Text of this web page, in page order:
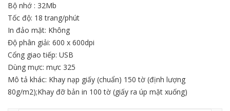
Bộ nhớ : 32Mb
Tốc độ: 18 trang/phút
In đảo mặt: Không
Độ phân giải: 600 x 600dpi
Cổng giao tiếp: USB
Dùng mực: mực 325
Mô tả khác: Khay nạp giấy (chuẩn) 150 tờ (định lượng
80g/m2);Khay đỡ bản in 100 tờ (giấy ra úp mặt xuống)